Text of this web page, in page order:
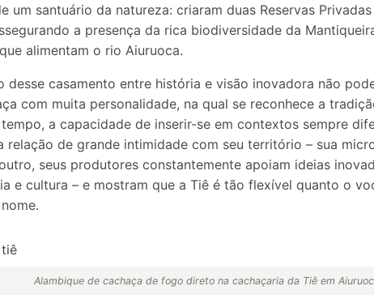
um santuário da natureza: criaram duas Reservas
a presença da rica biodiversidade da
alimentam o rio Aiuruoca.
desse casamento entre história e visão inovadora não
com muita personalidade, na qual se reconhece a
a capacidade de inserir-se em contextos sempre
relação de grande intimidade com seu território – sua
seus produtores constantemente apoiam ideias
e cultura – e mostram que a Tiê é tão flexível quanto o
Alambique de cachaça de fogo direto na cachaçaria da Tiê em